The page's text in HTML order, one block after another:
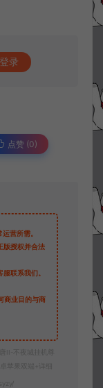
登录
点赞 (0)
营所需。
版授权并合法
联系我们。
商业目的与商
II-不夜城挂机尊
苹果双端+详细